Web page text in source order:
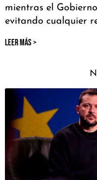
mientras el
evitando cualquier
LEER MÁS >